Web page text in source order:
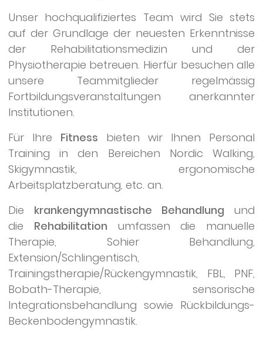
Unser hochqualifiziertes Team wird Sie stets
auf der Grundlage der neuesten Erkenntnisse
der Rehabilitationsmedizin und der
Physiotherapie betreuen. Hierfür besuchen alle
unsere Teammitglieder regelmässig
Fortbildungsveranstaltungen anerkannter
Institutionen.
Für Ihre Fitness bieten wir Ihnen Personal
Training in den Bereichen Nordic Walking,
Skigymnastik, ergonomische
Arbeitsplatzberatung, etc. an.
Die krankengymnastische Behandlungund
die Rehabilitation umfassen die manuelle
Therapie, Sohier Behandlung,
Extension/Schlingentisch,
Trainingstherapie/Rückengymnastik, FBL, PNF,
Bobath-Therapie, sensorische
Integrationsbehandlung sowie Rückbildungs-
Beckenbodengymnastik.